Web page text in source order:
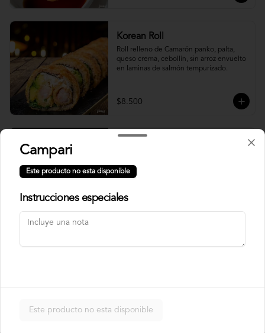
Korean Roll
Roll relleno de Camarón panko, palta,
queso crema, cebollín, sin arroz envuelto
en laminas de salmón tempurizado.
$8.500
crema, cebollín, almendras triturada, sin
arroz, envuelto en palta.
Nori Champ Roll
$7.900
Campari
Este producto no esta disponible
Instrucciones especiales
Este producto no esta disponible